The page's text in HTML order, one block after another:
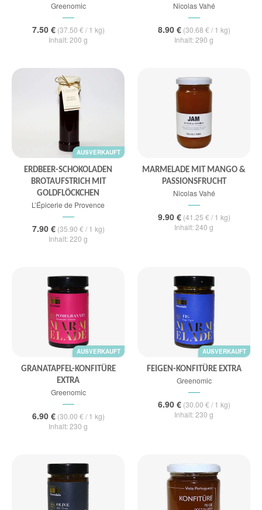
Greenomic
7.50 €(37.50 € / 1 kg)
Inhalt: 200 g
Nicolas Vahé
8.90 €(30.68 € / 1 kg)
Inhalt: 290 g
AUSVERKAUFT
ERDBEER-SCHOKOLADEN
BROTAUFSTRICH MIT
GOLDFLÖCKCHEN
L’Épicerie de Provence
7.90 €(35.90 € / 1 kg)
Inhalt: 220 g
MARMELADE MIT MANGO &
PASSIONSFRUCHT
Nicolas Vahé
9.90 €(41.25 € / 1 kg)
Inhalt: 240 g
AUSVERKAUFT
GRANATAPFEL-KONFITÜRE
EXTRA
Greenomic
6.90 €(30.00 € / 1 kg)
Inhalt: 230 g
AUSVERKAUFT
FEIGEN-KONFITÜRE EXTRA
Greenomic
6.90 €(30.00 € / 1 kg)
Inhalt: 230 g